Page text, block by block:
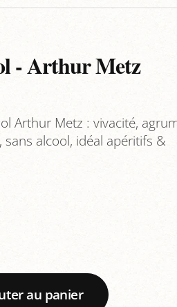
- Arthur Metz
Arthur Metz : vivacité,
alcool, idéal apéritifs &
au panier